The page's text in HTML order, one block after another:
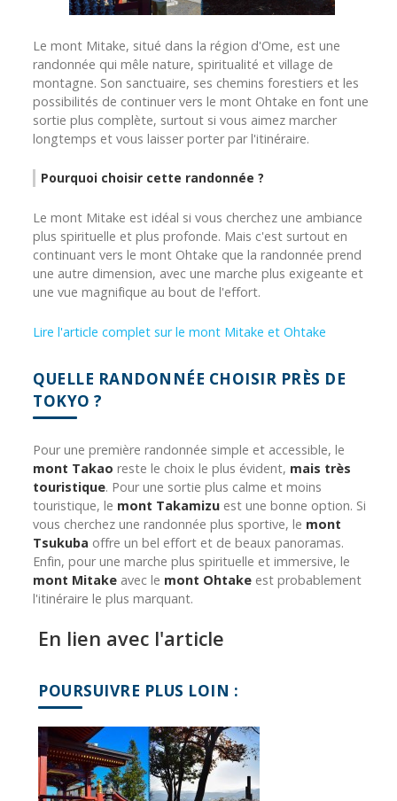
Le mont Mitake, situé dans la région d'Ome, est une
randonnée qui mêle nature, spiritualité et village de
montagne. Son sanctuaire, ses chemins forestiers et les
possibilités de continuer vers le mont Ohtake en font une
sortie plus complète, surtout si vous aimez marcher
longtemps et vous laisser porter par l'itinéraire.
Pourquoi choisir cette randonnée ?
Le mont Mitake est idéal si vous cherchez une ambiance
plus spirituelle et plus profonde. Mais c'est surtout en
continuant vers le mont Ohtake que la randonnée prend
une autre dimension, avec une marche plus exigeante et
une vue magnifique au bout de l'effort.
Lire l'article complet sur le mont Mitake et Ohtake
QUELLE RANDONNÉE CHOISIR PRÈS DE
TOKYO ?
Pour une première randonnée simple et accessible, le
mont Takao reste le choix le plus évident, mais très
touristique. Pour une sortie plus calme et moins
touristique, le mont Takamizu est une bonne option. Si
vous cherchez une randonnée plus sportive, le mont
Tsukuba offre un bel effort et de beaux panoramas.
Enfin, pour une marche plus spirituelle et immersive, le
mont Mitake avec le mont Ohtake est probablement
l'itinéraire le plus marquant.
En lien avec l'article
POURSUIVRE PLUS LOIN :